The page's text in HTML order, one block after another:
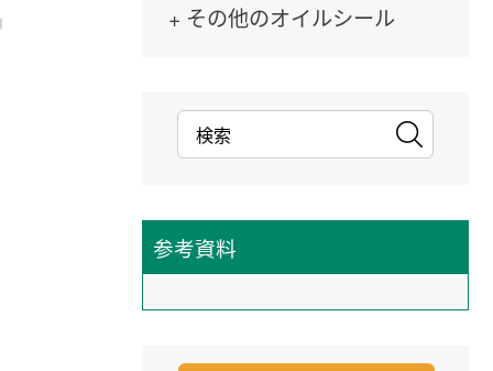
その他のオイルシール
参考資料